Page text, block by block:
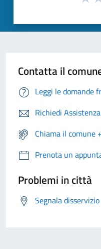
Contatta il
Leggi le domande
Richiedi Assistenza
Chiama il comune
Prenota un
Problemi in città
Segnala disservizio